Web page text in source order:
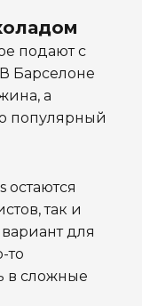
подают с
Барселоне
а
популярный
остаются
так и
для
то
в сложные